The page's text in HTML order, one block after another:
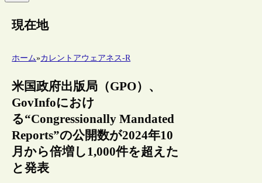
現在地
ホーム»カレントアウェアネス-R
米国政府出版局（GPO）、
GovInfoにおけ
る“Congressionally Mandated
Reports”の公開数が2024年10
月から倍増し1,000件を超えた
と発表